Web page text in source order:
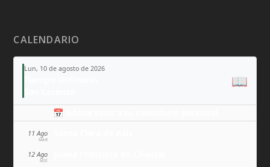
CALENDARIO
Lun, 10 de agosto de 2026
📖
📅 Añade todo a tu calendario personal
11 Ago
MAR
12 Ago
MIÉ